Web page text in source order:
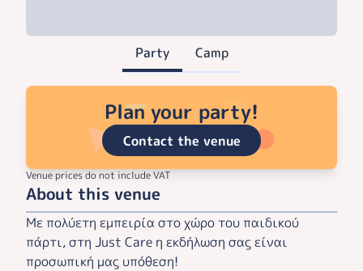
Party Camp
Plan your party!
Contact the venue
Venue prices do not include VAT
About this venue
Με πολύετη εμπειρία στο χώρο του παιδικού
πάρτι, στη Just Care η εκδήλωση σας είναι
προσωπική μας υπόθεση!